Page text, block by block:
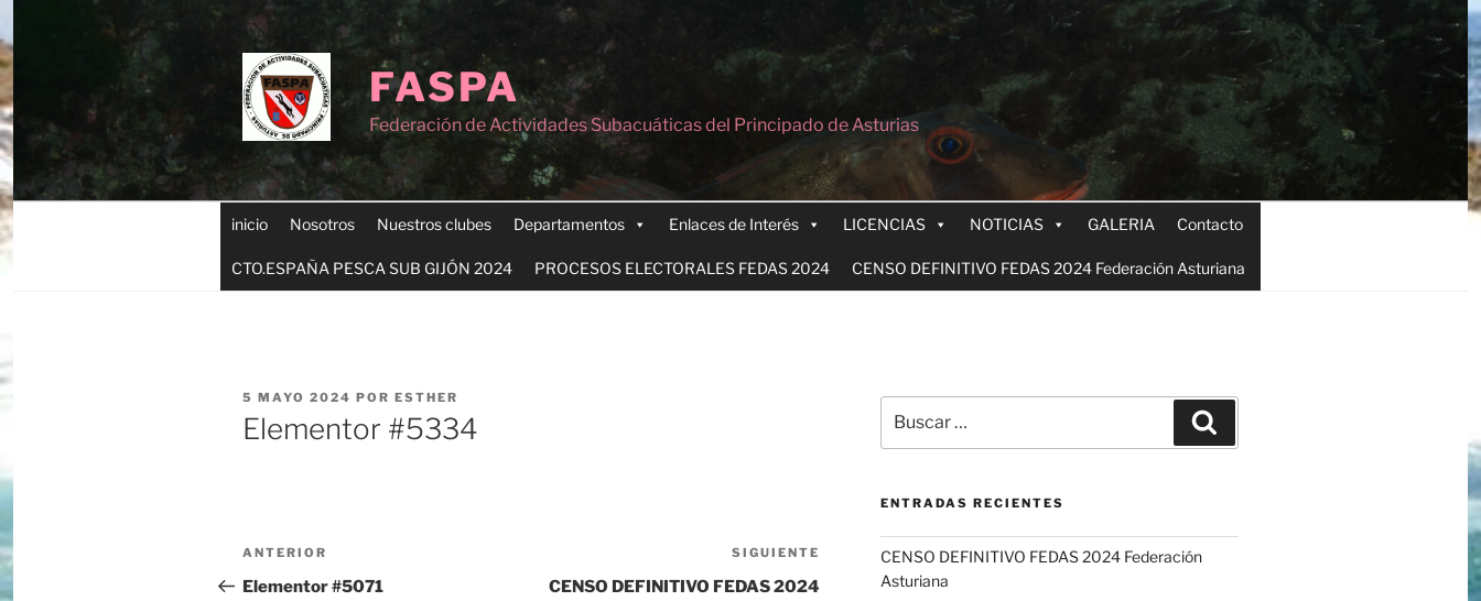
FASPA
Federación de Actividades Subacuáticas del Principado de Asturias
inicio Nosotros Nuestros clubes Departamentos Enlaces de Interés LICENCIAS NOTICIAS GALERIA Contacto
CTO.ESPAÑA PESCA SUB GIJÓN 2024 PROCESOS ELECTORALES FEDAS 2024 CENSO DEFINITIVO FEDAS 2024 Federación Asturiana
5 MAYO 2024 POR ESTHER
Elementor #5334
ANTERIOR
Elementor #5071
SIGUIENTE
CENSO DEFINITIVO FEDAS 2024
ENTRADAS RECIENTES
CENSO DEFINITIVO FEDAS 2024 Federación
Asturiana